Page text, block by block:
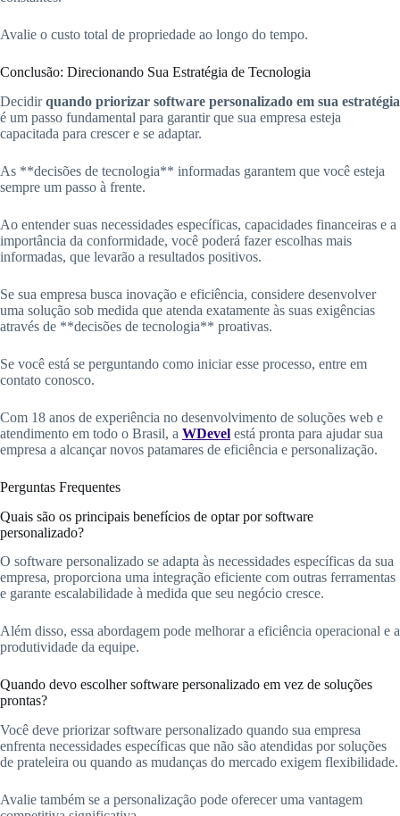
Avalie o custo total de propriedade ao longo do tempo.
Conclusão: Direcionando Sua Estratégia de Tecnologia
Decidirquando priorizar software personalizado em sua estratégia
é um passo fundamental para garantir que sua empresa esteja
capacitada para crescer e se adaptar.
As **decisões de tecnologia** informadas garantem que você esteja
sempre um passo à frente.
Ao entender suas necessidades específicas, capacidades financeiras e a
importância da conformidade, você poderá fazer escolhas mais
informadas, que levarão a resultados positivos.
Se sua empresa busca inovação e eficiência, considere desenvolver
uma solução sob medida que atenda exatamente às suas exigências
através de **decisões de tecnologia** proativas.
Se você está se perguntando como iniciar esse processo, entre em
contato conosco.
Com 18 anos de experiência no desenvolvimento de soluções web e
atendimento em todo o Brasil, a WDevel está pronta para ajudar sua
empresa a alcançar novos patamares de eficiência e personalização.
Perguntas Frequentes
Quais são os principais benefícios de optar por software
personalizado?
O software personalizado se adapta às necessidades específicas da sua
empresa, proporciona uma integração eficiente com outras ferramentas
e garante escalabilidade à medida que seu negócio cresce.
Além disso, essa abordagem pode melhorar a eficiência operacional e a
produtividade da equipe.
Quando devo escolher software personalizado em vez de soluções
prontas?
Você deve priorizar software personalizado quando sua empresa
enfrenta necessidades específicas que não são atendidas por soluções
de prateleira ou quando as mudanças do mercado exigem flexibilidade.
Avalie também se a personalização pode oferecer uma vantagem